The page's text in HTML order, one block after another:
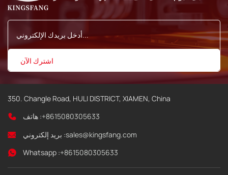
350. Changle Road, HULI DISTRICT, XIAMEN, China
هاتف :+8615080305633
بريد إلكتروني :sales@kingsfang.com
Whatsapp :+8615080305633